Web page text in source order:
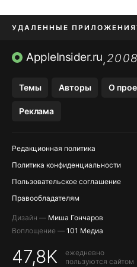
УДАЛЕННЫЕ ПРИЛОЖЕНИЯ
ПРИЛОЖЕНИЯ БЕЗ APP STORE
AppleInsider.ru,
Темы Авторы О
Реклама
Редакционная политика
Политика конфиденциальности
Пользовательское соглашение
Правообладателям
Дизайн — Миша Гончаров
Воплощение — 101 Медиа
47,8K
ежедневно
пользуются сайтом